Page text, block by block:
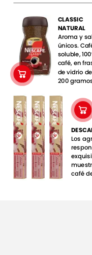
CLASSIC
NATURAL
Aroma y
únicos.
soluble,
café,en
de vidrio de
200
Los
café